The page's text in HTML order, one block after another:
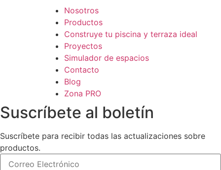
Nosotros
Productos
Construye tu piscina y terraza ideal
Proyectos
Simulador de espacios
Contacto
Blog
Zona PRO
Suscríbete al boletín
Suscríbete para recibir todas las actualizaciones sobre
productos.